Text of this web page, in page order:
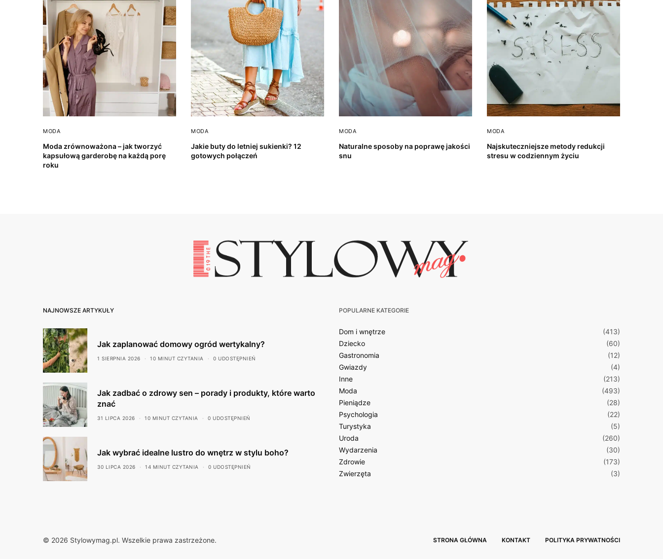
MODA
Moda zrównoważona – jak tworzyć
kapsułową garderobę na każdą porę
roku
MODA
Jakie buty do letniej sukienki? 12
gotowych połączeń
MODA
Naturalne sposoby na poprawę jakości
snu
MODA
Najskuteczniejsze metody redukcji
stresu w codziennym życiu
NAJNOWSZE ARTYKUŁY
Jak zaplanować domowy ogród wertykalny?
1 SIERPNIA 2026 10 MINUT CZYTANIA 0 UDOSTĘPNIEŃ
Jak zadbać o zdrowy sen – porady i produkty, które warto
znać
31 LIPCA 2026 10 MINUT CZYTANIA 0 UDOSTĘPNIEŃ
Jak wybrać idealne lustro do wnętrz w stylu boho?
30 LIPCA 2026 14 MINUT CZYTANIA 0 UDOSTĘPNIEŃ
POPULARNE KATEGORIE
Dom i wnętrze
(413)
Dziecko
(60)
Gastronomia
(12)
Gwiazdy
(4)
Inne
(213)
Moda
(493)
Pieniądze
(28)
Psychologia
(22)
Turystyka
(5)
Uroda
(260)
Wydarzenia
(30)
Zdrowie
(173)
Zwierzęta
(3)
© 2026 Stylowymag.pl. Wszelkie prawa zastrzeżone. STRONA GŁÓWNA KONTAKT POLITYKA PRYWATNOŚCI